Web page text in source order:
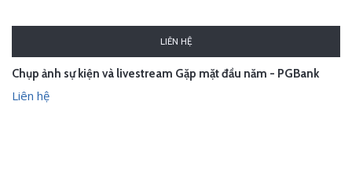
LIÊN HỆ
Chụp ảnh sự kiện và livestream Gặp mặt đầu năm - PGBank
Liên hệ